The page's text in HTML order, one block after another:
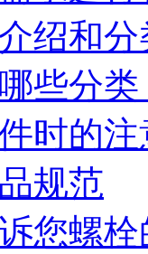
绍和分
些分类
时的
规范
您螺